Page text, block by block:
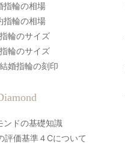
指輪の相場
指輪の相場
輪のサイズ
輪のサイズ
婚指輪の刻印
ンドの基礎知識
評価基準４Cについて